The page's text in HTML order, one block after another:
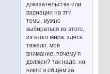
доказательства или
вариации на эти
темы. нужно
выбираться из этого,
из этого мира. здесь
тяжело. моё
внимание. почему я
должен? так надо. но
никто в общем за